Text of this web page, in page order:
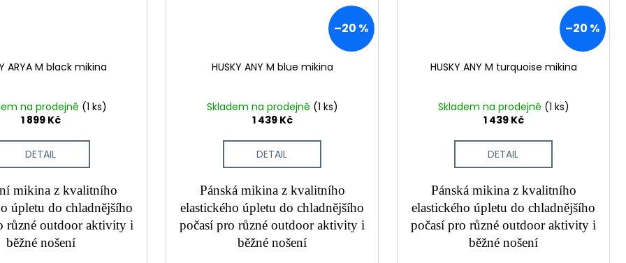
ARYA M black mikina
na prodejně (1 ks)
1 899 Kč
DETAIL
mikina z kvalitního
úpletu do chladnějšího
různé outdoor aktivity i
běžné nošení
–20 %
HUSKY ANY M blue mikina
Skladem na prodejně (1 ks)
1 439 Kč
DETAIL
Pánská mikina z kvalitního
elastického úpletu do chladnějšího
počasí pro různé outdoor aktivity i
běžné nošení
–20 %
HUSKY ANY M turquoise mikina
Skladem na prodejně (1 ks)
1 439 Kč
DETAIL
Pánská mikina z kvalitního
elastického úpletu do chladnějšího
počasí pro různé outdoor aktivity i
běžné nošení